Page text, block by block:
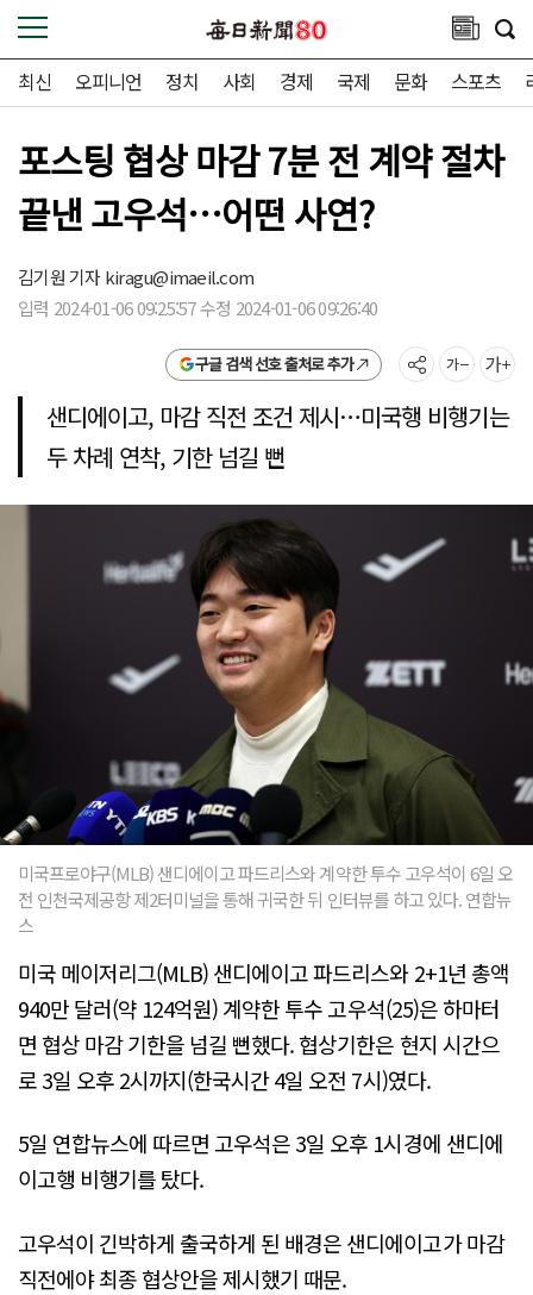
최신 오피니언 정치 사회 경제 국제 문화 스포츠
포스팅 협상 마감 7분 전 계약 절차
끝낸 고우석…어떤 사연?
김기원 기자kiragu@imaeil.com
입력 2024-01-06 09:25:57 수정 2024-01-06 09:26:40
구글 검색 선호 출처로 추가
샌디에이고, 마감 직전 조건 제시…미국행 비행기는
두 차례 연착, 기한 넘길 뻔
미국프로야구(MLB) 샌디에이고 파드리스와 계약한 투수 고우석이 6일 오
전 인천국제공항 제2터미널을 통해 귀국한 뒤 인터뷰를 하고 있다. 연합뉴
스
미국 메이저리그(MLB) 샌디에이고 파드리스와 2+1년 총액
940만 달러(약 124억원) 계약한 투수 고우석(25)은 하마터
면 협상 마감 기한을 넘길 뻔했다. 협상기한은 현지 시간으
로 3일 오후 2시까지(한국시간 4일 오전 7시)였다.
5일 연합뉴스에 따르면 고우석은 3일 오후 1시경에 샌디에
이고행 비행기를 탔다.
고우석이 긴박하게 출국하게 된 배경은 샌디에이고가 마감
직전에야 최종 협상안을 제시했기 때문.